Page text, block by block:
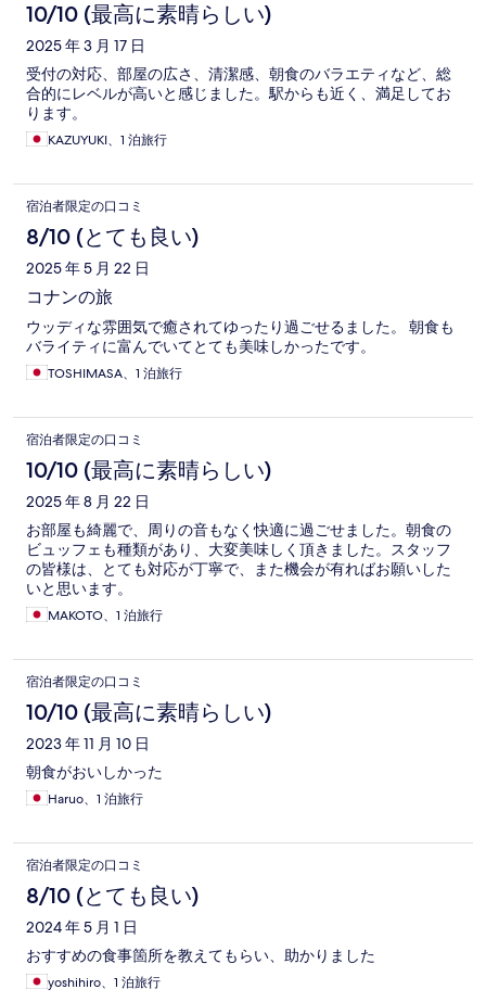
10/10 (最高に素晴らしい)
2025 年 3 月 17 日
受付の対応、部屋の広さ、清潔感、朝食のバラエティなど、総
合的にレベルが高いと感じました。駅からも近く、満足してお
ります。
KAZUYUKI、1 泊旅行
宿泊者限定の口コミ
8/10 (とても良い)
2025 年 5 月 22 日
コナンの旅
ウッディな雰囲気で癒されてゆったり過ごせるました。 朝食も
バライティに富んでいてとても美味しかったです。
TOSHIMASA、1 泊旅行
宿泊者限定の口コミ
10/10 (最高に素晴らしい)
2025 年 8 月 22 日
お部屋も綺麗で、周りの音もなく快適に過ごせました。朝食の
ビュッフェも種類があり、大変美味しく頂きました。スタッフ
の皆様は、とても対応が丁寧で、また機会が有ればお願いした
いと思います。
MAKOTO、1 泊旅行
宿泊者限定の口コミ
10/10 (最高に素晴らしい)
2023 年 11 月 10 日
朝食がおいしかった
Haruo、1 泊旅行
宿泊者限定の口コミ
8/10 (とても良い)
2024 年 5 月 1 日
おすすめの食事箇所を教えてもらい、助かりました
yoshihiro、1 泊旅行